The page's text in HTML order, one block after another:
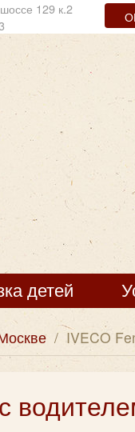
129 к.2
детей
/ IVECO